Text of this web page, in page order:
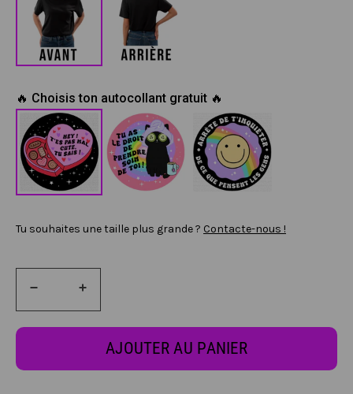
🔥 Choisis ton autocollant gratuit 🔥
Tu souhaites une taille plus grande ? Contacte-nous !
AJOUTER AU PANIER